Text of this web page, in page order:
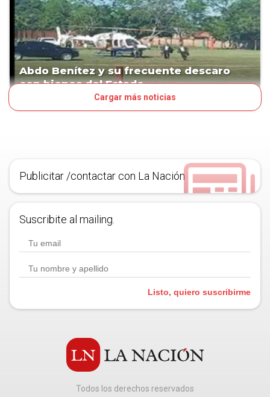
Abdo Benítez y su frecuente descaro
con bienes del Estado
Cargar más noticias
Publicitar /contactar con La Nación
Suscribite al mailing.
Listo, quiero suscribirme
Todos los derechos reservados